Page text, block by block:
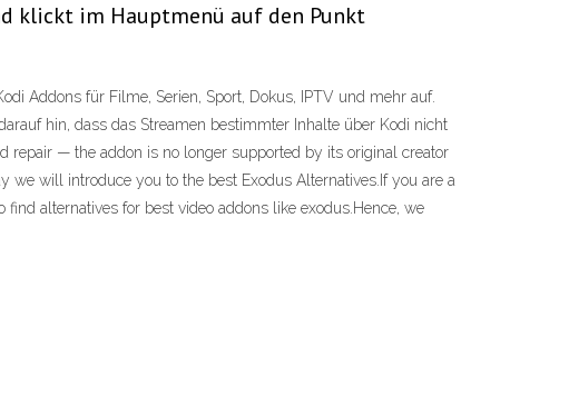
klickt im Hauptmenü auf den Punkt
Addons für Filme, Serien, Sport, Dokus, IPTV und mehr auf.
hin, dass das Streamen bestimmter Inhalte über Kodi nicht
repair — the addon is no longer supported by its original creator
we will introduce you to the best Exodus Alternatives.If you are a
alternatives for best video addons like exodus.Hence, we